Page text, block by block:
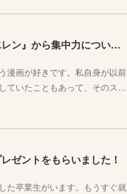
漫画『左利きのエレン』から集中力について学ぼう
漫画が好きです。私自身が以前
ていたこともあって、そのス…
ゼントをもらいました！
た卒業生がいます。もうすぐ就